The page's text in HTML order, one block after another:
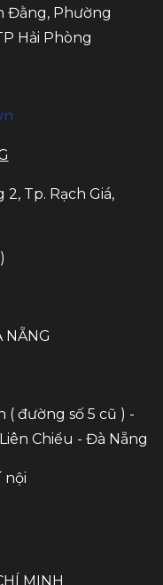
Đằng, Phường
Hải Phòng
Tp. Rạch Giá,
NẴNG
( đường số 5 cũ ) -
Chiểu - Đà Nẵng
nội
MINH